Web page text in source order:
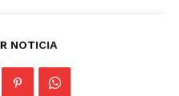
NOTICIA